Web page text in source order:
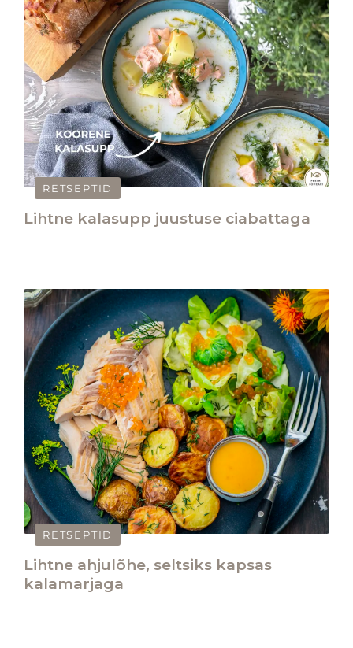
RETSEPTID
Lihtne kalasupp juustuse ciabattaga
RETSEPTID
Lihtne ahjulõhe, seltsiks kapsas
kalamarjaga